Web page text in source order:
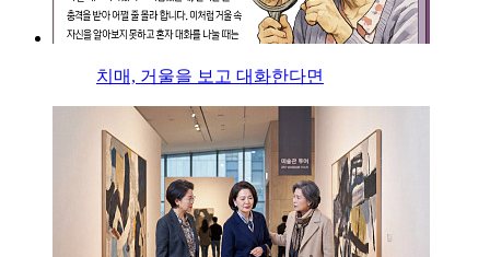
치매, 거울을 보고 대화한다면